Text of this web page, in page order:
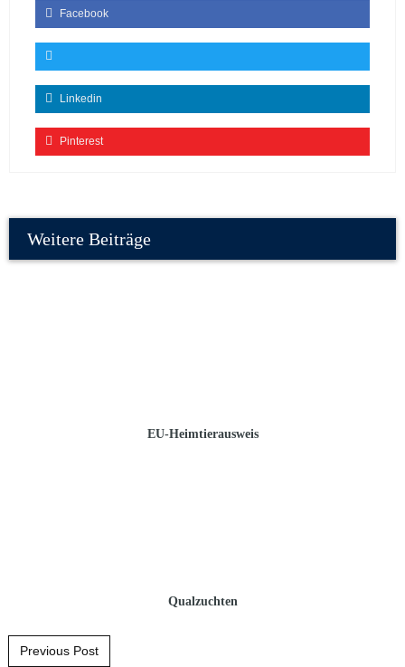
Facebook
Linkedin
Pinterest
Weitere Beiträge
EU-Heimtierausweis
Qualzuchten
Post navigation
Previous Post